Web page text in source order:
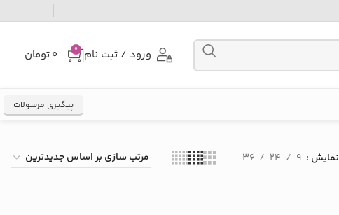
ورود / ثبت نام 0 ۰تومان
پیگیری مرسولات
نمایش 9
24
36